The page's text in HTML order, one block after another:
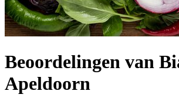
Beoordelingen van
Apeldoorn